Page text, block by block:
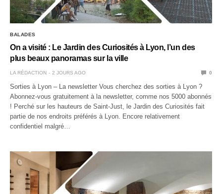
BALADES
On a visité : Le Jardin des Curiosités à Lyon, l’un des
plus beaux panoramas sur la ville
LA RÉDACTION 2 JOURS AGO 0
Sorties à Lyon – La newsletter Vous cherchez des sorties à Lyon ?
Abonnez-vous gratuitement à la newsletter, comme nos 5000 abonnés
! Perché sur les hauteurs de Saint-Just, le Jardin des Curiosités fait
partie de nos endroits préférés à Lyon. Encore relativement
confidentiel malgré…